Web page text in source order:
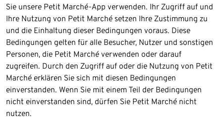
Sie unsere Petit Marché-App verwenden. Ihr Zugriff auf und
Ihre Nutzung von Petit Marché setzen Ihre Zustimmung zu
und die Einhaltung dieser Bedingungen voraus. Diese
Bedingungen gelten für alle Besucher, Nutzer und sonstigen
Personen, die Petit Marché verwenden oder darauf
zugreifen.​ Durch den Zugriff auf oder die Nutzung von Petit
Marché erklären Sie sich mit diesen Bedingungen
einverstanden. Wenn Sie mit einem Teil der Bedingungen
nicht einverstanden sind, dürfen Sie Petit Marché nicht
nutzen.